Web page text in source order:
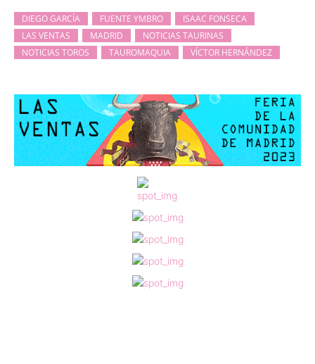
DIEGO GARCÍA FUENTE YMBRO
ISAAC FONSECA
LAS VENTAS
MADRID
NOTICIAS TAURINAS
NOTICIAS TOROS
TAUROMAQUIA VÍCTOR HERNÁNDEZ